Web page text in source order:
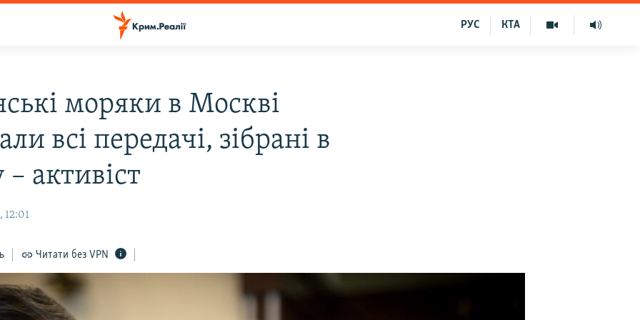
КТА
РУС
моряки в Москві
всі передачі, зібрані в
активіст
12:01
Читати без VPN